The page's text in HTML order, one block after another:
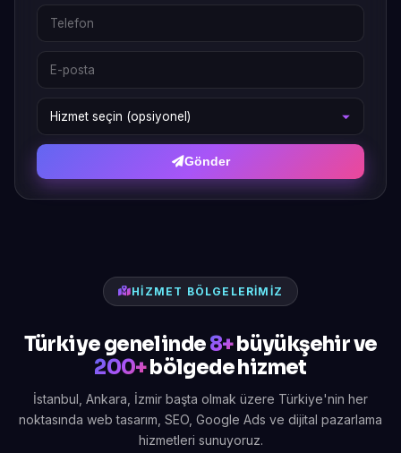
Gönder
HIZMET BÖLGELERIMIZ
Türkiye genelinde8+büyükşehir ve
200+bölgede hizmet
İstanbul, Ankara, İzmir başta olmak üzere Türkiye'nin her
noktasında web tasarım, SEO, Google Ads ve dijital pazarlama
hizmetleri sunuyoruz.